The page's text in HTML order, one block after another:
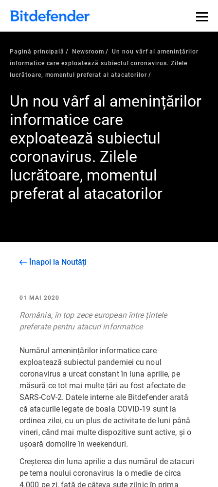
Pagină principală Newsroom
Un nou vârf al amenințărilor
informatice care exploatează subiectul coronavirus. Zilele
lucrătoare, momentul preferat al atacatorilor
Un nou vârf al amenințărilor
informatice care
exploatează subiectul
coronavirus. Zilele
lucrătoare, momentul
preferat al atacatorilor
Înapoi la Noutăți
01 MAI 2020
România, în top zece european între țintele
preferate pentru atacuri informatice
Numărul amenințărilor informatice care
exploatează subiectul pandemiei cu noul
coronavirus a urcat constant în luna aprilie, pe
măsură ce tot mai multe țări au fost afectate de
SARS-CoV-2. Datele interne ale Bitdefender arată
că atacurile legate de boala COVID-19 sunt la
ordinea zilei, cu un plus de activitate de luni până
vineri, când mai multe dispozitive sunt active, și o
ușoară domolire în weekenduri.
Creșterea din luna aprilie a dus numărul de atacuri
pe tema noului coronavirus la o medie de circa
4.000 pe zi, față de câteva sute zilnic în prima